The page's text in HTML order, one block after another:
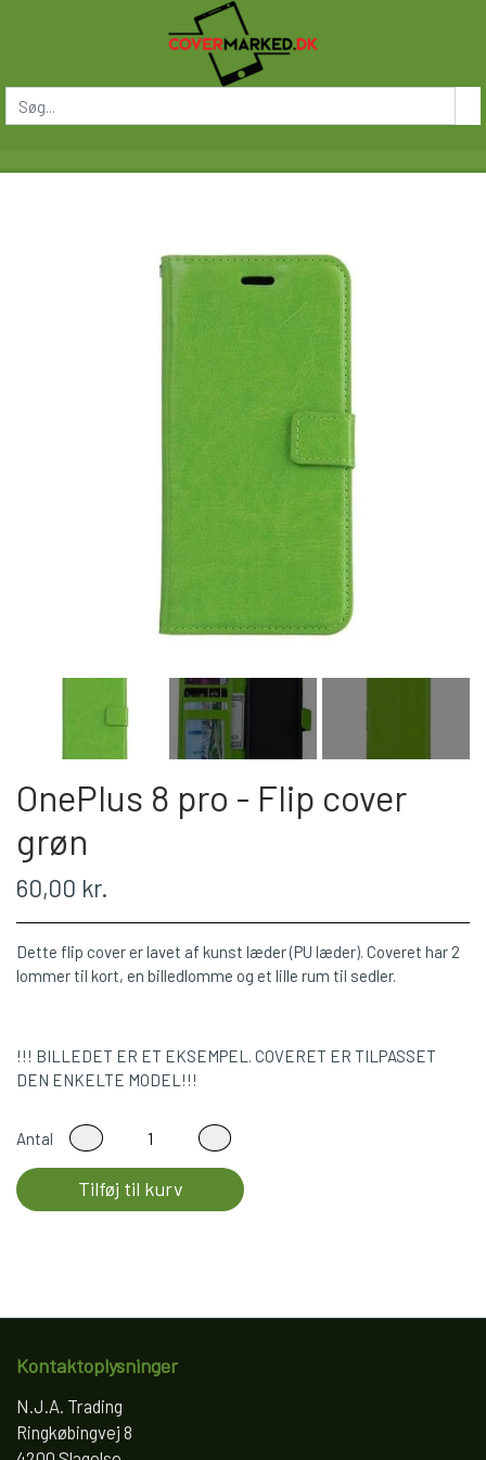
OnePlus 8 pro - Flip cover
grøn
60,00 kr.
Dette flip cover er lavet af kunst læder (PU læder). Coveret har 2
lommer til kort, en billedlomme og et lille rum til sedler.
!!! BILLEDET ER ET EKSEMPEL. COVERET ER TILPASSET
DEN ENKELTE MODEL!!!
Antal
Tilføj til kurv
Kontaktoplysninger
N.J.A. Trading
Ringkøbingvej 8